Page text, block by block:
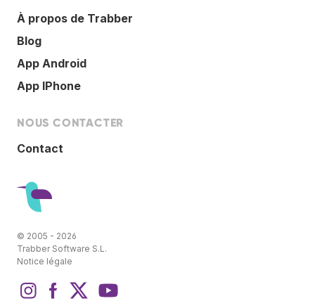
À propos de Trabber
Blog
App Android
App IPhone
NOUS CONTACTER
Contact
© 2005 - 2026
Trabber Software S.L.
Notice légale